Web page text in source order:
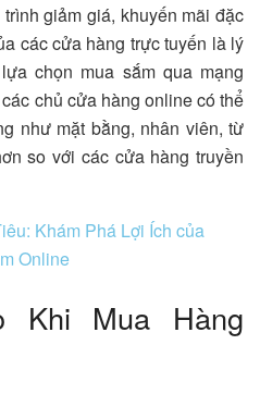
giảm giá, khuyến mãi đặc
các cửa hàng trực tuyến là lý
chọn mua sắm qua mạng
chủ cửa hàng online có thể
như mặt bằng, nhân viên, từ
so với các cửa hàng truyền
Khám Phá Lợi Ích của
Online
Khi Mua Hàng